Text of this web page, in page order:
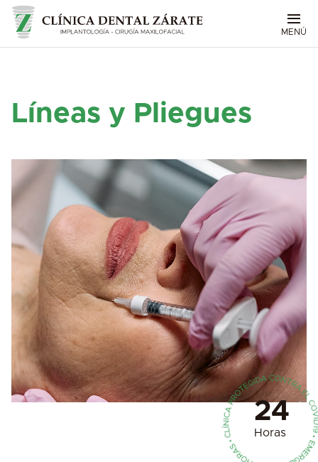
MENÚ
Líneas y Pliegues
24
Horas